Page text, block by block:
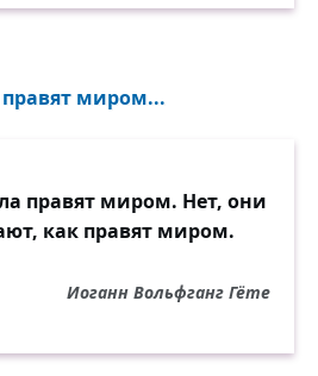
правят миром...
правят миром. Нет, они
как правят миром.
Иоганн Вольфганг Гёте